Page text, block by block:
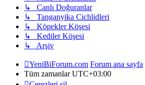
↳ Canlı Doğuranlar
↳ Tanganyika Cichlidleri
↳ Köpekler Köşesi
↳ Kediler Köşesi
↳ Arşiv
YeniBiForum.com Forum ana sayfa
Tüm zamanlarUTC+03:00